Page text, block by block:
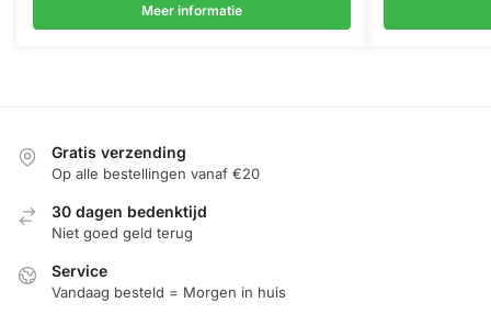
Meer informatie
Gratis verzending
Op alle bestellingen vanaf €20
30 dagen bedenktijd
Niet goed geld terug
Service
Vandaag besteld = Morgen in huis